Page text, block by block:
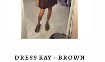
DRESS KAY - BROWN